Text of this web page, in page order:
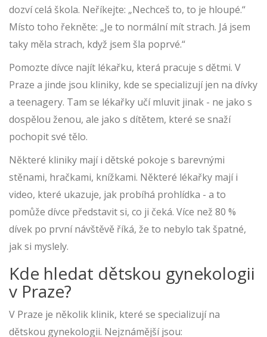
dozví celá škola. Neříkejte: „Nechceš to, to je hloupé.“
Místo toho řekněte: „Je to normální mít strach. Já jsem
taky měla strach, když jsem šla poprvé.“
Pomozte dívce najít lékařku, která pracuje s dětmi. V
Praze a jinde jsou kliniky, kde se specializují jen na dívky
a teenagery. Tam se lékařky učí mluvit jinak - ne jako s
dospělou ženou, ale jako s dítětem, které se snaží
pochopit své tělo.
Některé kliniky mají i dětské pokoje s barevnými
stěnami, hračkami, knížkami. Některé lékařky mají i
video, které ukazuje, jak probíhá prohlídka - a to
pomůže dívce představit si, co ji čeká. Více než 80 %
dívek po první návštěvě říká, že to nebylo tak špatné,
jak si myslely.
Kde hledat dětskou gynekologii
v Praze?
V Praze je několik klinik, které se specializují na
dětskou gynekologii. Nejznámější jsou: